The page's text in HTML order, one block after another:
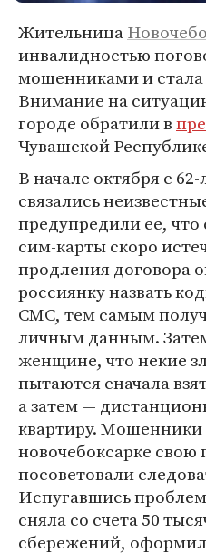
Жительница
инвалидностью
мошенниками и
Внимание на
городе обратили в
Чувашской
В начале октября с
связались
предупредили ее,
сим-карты скоро
продления договора
россиянку назвать
СМС, тем самым
личным данным.
женщине, что некие
пытаются сначала
а затем —
квартиру.
новочебоксарке
посоветовали
Испугавшись
сняла со счета 50
сбережений,